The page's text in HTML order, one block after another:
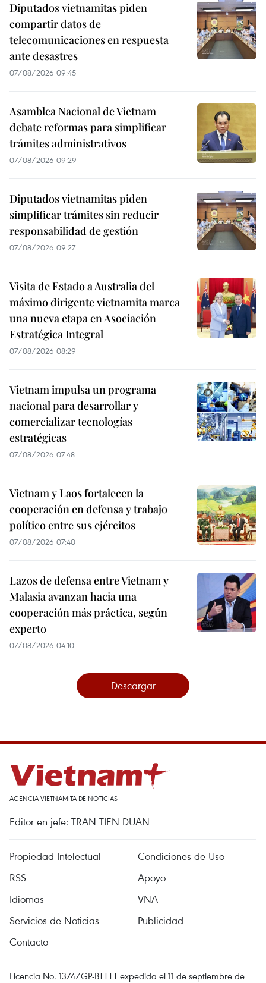
Diputados vietnamitas piden
compartir datos de
telecomunicaciones en respuesta
ante desastres
07/08/2026 09:45
Asamblea Nacional de Vietnam
debate reformas para simplificar
trámites administrativos
07/08/2026 09:29
Diputados vietnamitas piden
simplificar trámites sin reducir
responsabilidad de gestión
07/08/2026 09:27
Visita de Estado a Australia del
máximo dirigente vietnamita marca
una nueva etapa en Asociación
Estratégica Integral
07/08/2026 08:29
Vietnam impulsa un programa
nacional para desarrollar y
comercializar tecnologías
estratégicas
07/08/2026 07:48
Vietnam y Laos fortalecen la
cooperación en defensa y trabajo
político entre sus ejércitos
07/08/2026 07:40
Lazos de defensa entre Vietnam y
Malasia avanzan hacia una
cooperación más práctica, según
experto
07/08/2026 04:10
Descargar
AGENCIA VIETNAMITA DE NOTICIAS
Editor en jefe: TRAN TIEN DUAN
Propiedad Intelectual
Condiciones de Uso
RSS
Apoyo
Idiomas
VNA
Servicios de Noticias
Publicidad
Contacto
Licencia No. 1374/GP-BTTTT expedida el 11 de septiembre de